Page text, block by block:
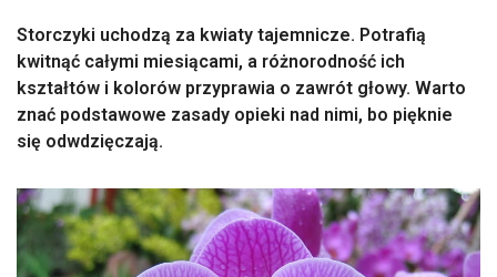
Storczyki uchodzą za kwiaty tajemnicze. Potrafią
kwitnąć całymi miesiącami, a różnorodność ich
kształtów i kolorów przyprawia o zawrót głowy. Warto
znać podstawowe zasady opieki nad nimi, bo pięknie
się odwdzięczają.